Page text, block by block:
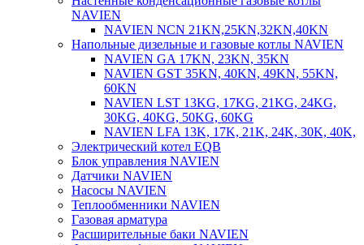
NAVIEN
NAVIEN NCN 21KN,25KN,32KN,40KN
Напольные дизельные и газовые котлы NAVIEN
NAVIEN GA 17KN, 23KN, 35KN
NAVIEN GST 35KN, 40KN, 49KN, 55KN,
60KN
NAVIEN LST 13KG, 17KG, 21KG, 24KG,
30KG, 40KG, 50KG, 60KG
NAVIEN LFA 13K, 17K, 21K, 24K, 30K, 40K,
Электрический котел EQB
Блок управления NAVIEN
Датчики NAVIEN
Насосы NAVIEN
Теплообменники NAVIEN
Газовая арматура
Расширительные баки NAVIEN